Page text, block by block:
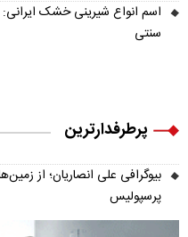
اسم انواع شیرینی خشک ایرانی:
سنتی
پرطرفدارترین
بیوگرافی علی انصاریان؛ از
پرسپولیس